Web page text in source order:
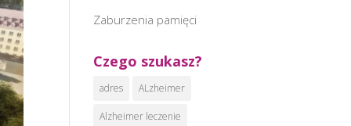
Zaburzenia pamięci
Czego szukasz?
adres ALzheimer
Alzheimer leczenie